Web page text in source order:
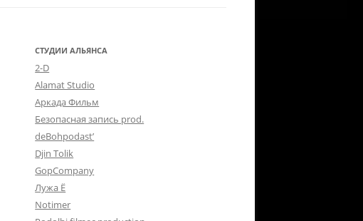
ВСТУПЛЕНИЕ В АЛЬЯНС
ИСТОРИЯ АЛЬЯНСА
СТУДИИ АЛЬЯНСА
2-D
Alamat Studio
Аркада Фильм
Безопасная запись prod.
deBohpodast’
Djin Tolik
GopCompany
Лужа Ё
Notimer